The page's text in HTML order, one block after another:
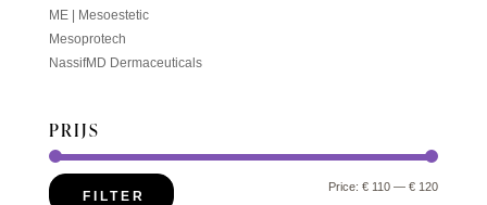
ME | Mesoestetic
Mesoprotech
NassifMD Dermaceuticals
PRIJS
Min
Max
FILTER
Price:€ 110 —€ 120